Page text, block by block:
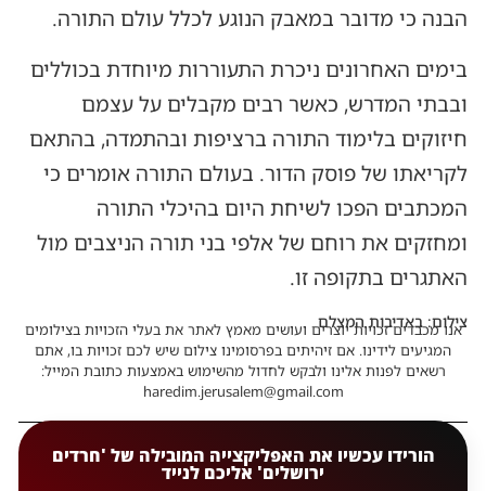
הבנה כי מדובר במאבק הנוגע לכלל עולם התורה.
בימים האחרונים ניכרת התעוררות מיוחדת בכוללים
ובבתי המדרש, כאשר רבים מקבלים על עצמם
חיזוקים בלימוד התורה ברציפות ובהתמדה, בהתאם
לקריאתו של פוסק הדור. בעולם התורה אומרים כי
המכתבים הפכו לשיחת היום בהיכלי התורה
ומחזקים את רוחם של אלפי בני תורה הניצבים מול
האתגרים בתקופה זו.
צילום: באדיבות המצלם
אנו מכבדים זכויות יוצרים ועושים מאמץ לאתר את בעלי הזכויות בצילומים
המגיעים לידינו. אם זיהיתים בפרסומינו צילום שיש לכם זכויות בו, אתם
רשאים לפנות אלינו ולבקש לחדול מהשימוש באמצעות כתובת המייל:
haredim.jerusalem@gmail.com
הורידו עכשיו את האפליקצייה המובילה של 'חרדים
ירושלים' אליכם לנייד